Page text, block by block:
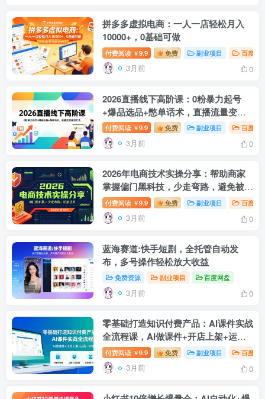
拼多多虚拟电商：一人一店轻松月入
10000+，0基础可做
付费阅读 ￥9.9 免费 副业项目 百度网
3月前 0
2026直播线下高阶课：0粉暴力起号
+爆品选品+憋单话术，直播流量变现
方法
付费阅读 ￥9.9 免费 副业项目 百度网
3月前 0
2026年电商技术实操分享：帮助商家
掌握偏门黑科技，少走弯路，避免被割
韭菜
付费阅读 ￥9.9 免费 副业项目 百度网
3月前 0
蓝海赛道:快手短剧，全托管自动发
布，多号操作轻松放大收益
免费资源 副业项目 百度网盘
3月前 0
零基础打造知识付费产品：AI课件实战
全流程课，AI做课件+开店上架+运营
一步到位
付费阅读 ￥9.9 免费 副业项目 百度网
3月前 0